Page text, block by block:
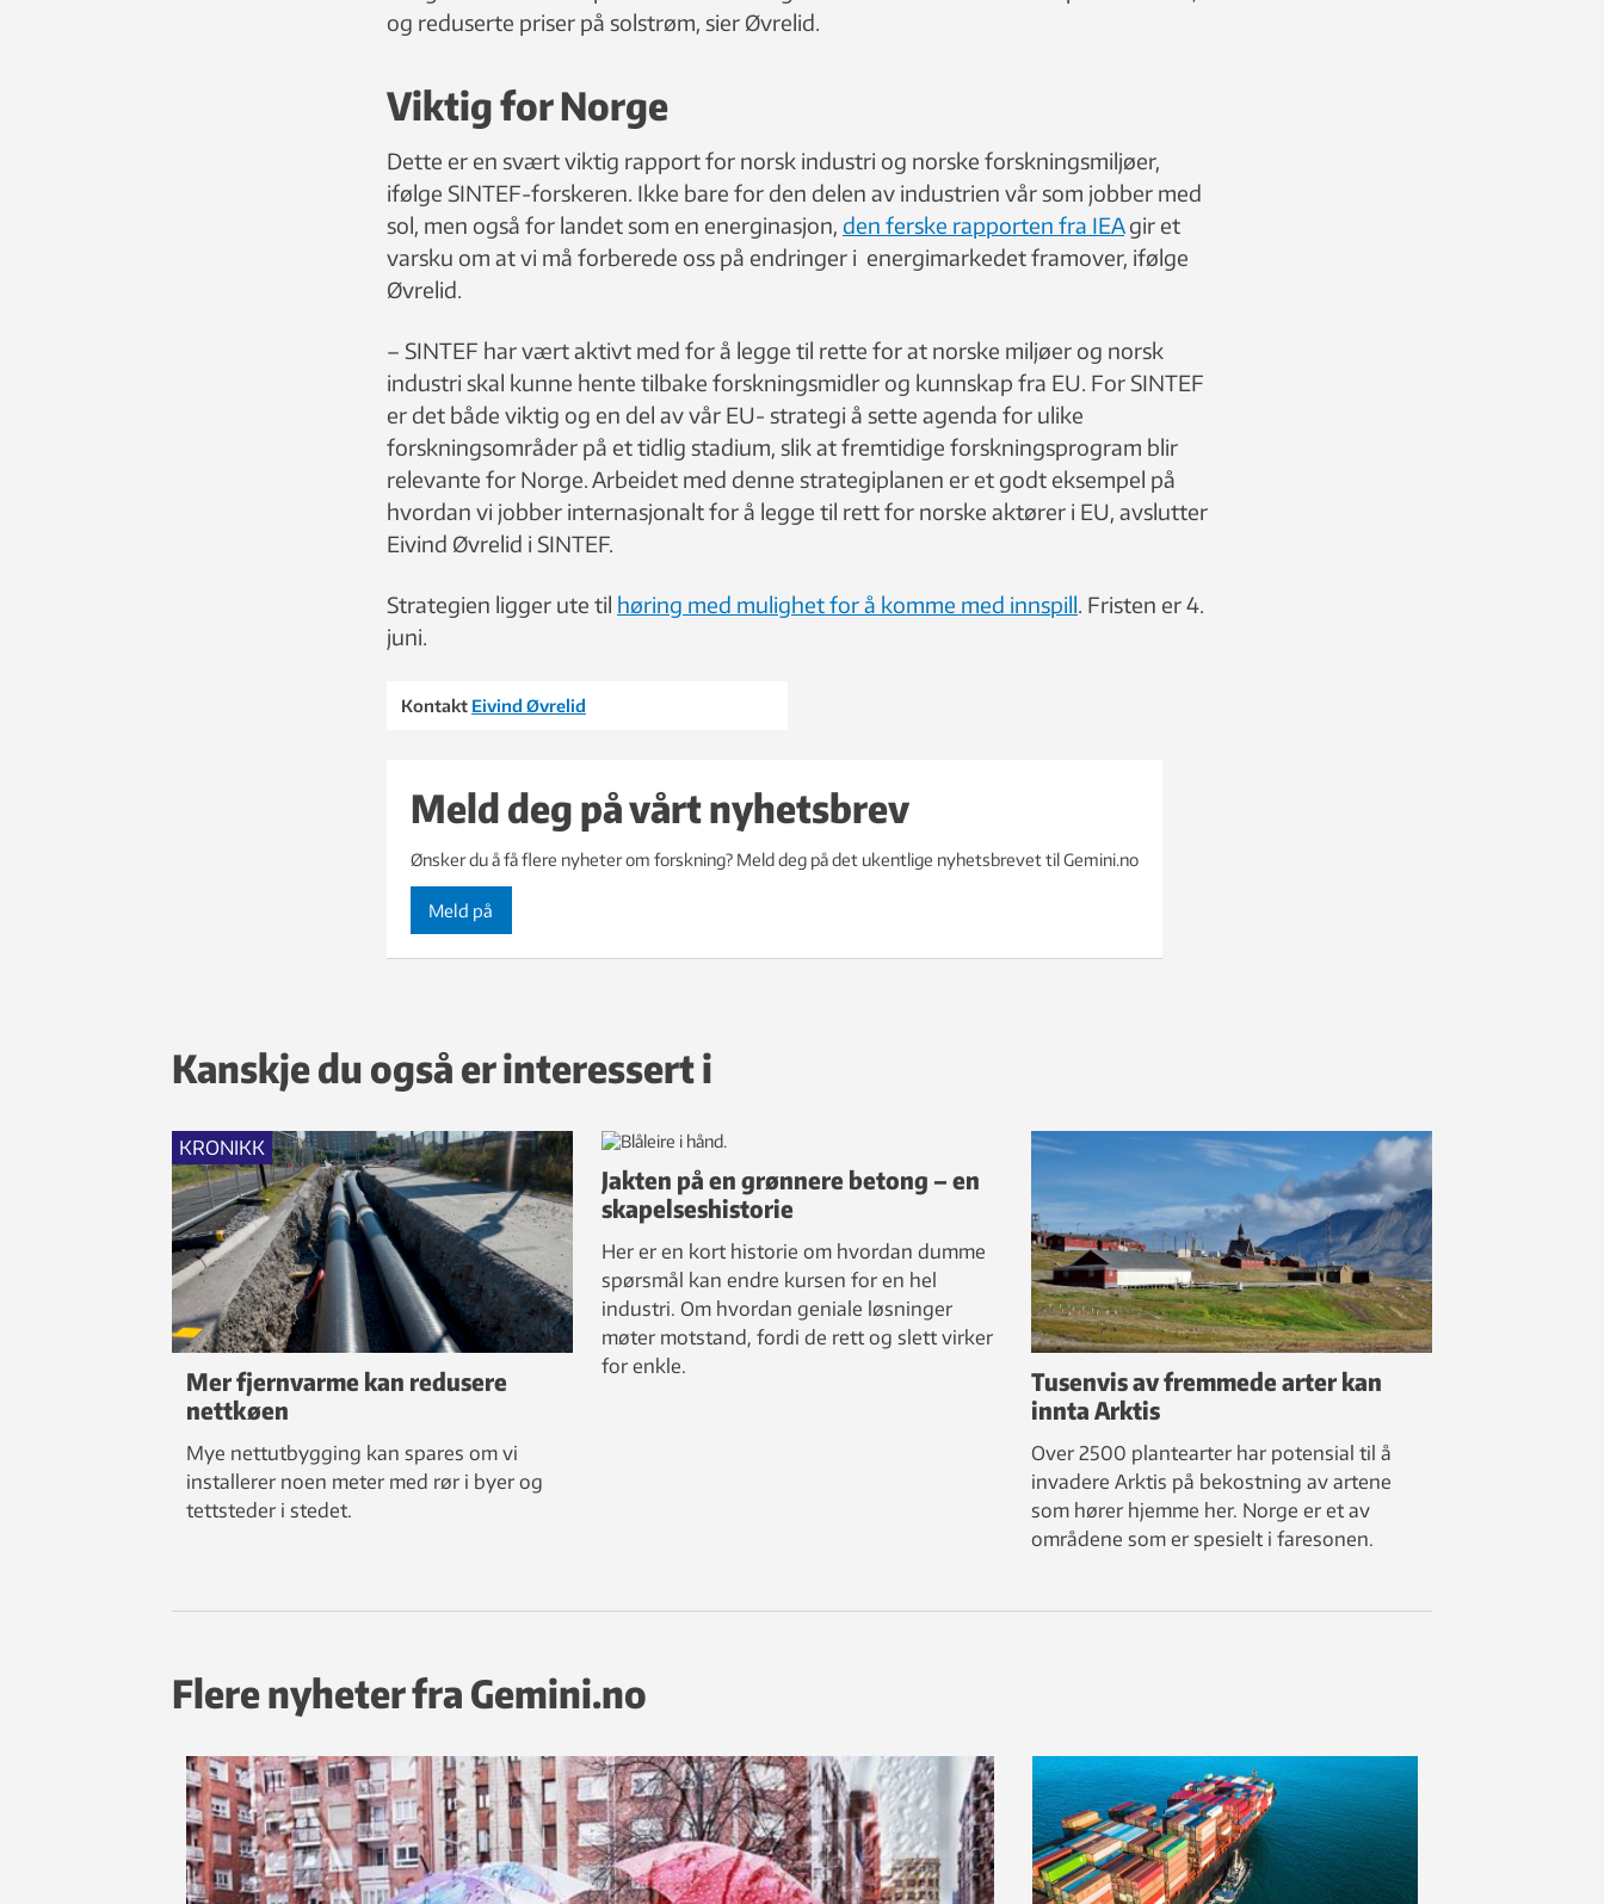
og reduserte priser på solstrøm, sier Øvrelid.
Viktig for Norge
Dette er en svært viktig rapport for norsk industri og norske forskningsmiljøer,
ifølge SINTEF-forskeren. Ikke bare for den delen av industrien vår som jobber med
sol, men også for landet som en energinasjon, den ferske rapporten fra IEAgir et
varsku om at vi må forberede oss på endringer i energimarkedet framover, ifølge
Øvrelid.
– SINTEF har vært aktivt med for å legge til rette for at norske miljøer og norsk
industri skal kunne hente tilbake forskningsmidler og kunnskap fra EU. For SINTEF
er det både viktig og en del av vår EU- strategi å sette agenda for ulike
forskningsområder på et tidlig stadium, slik at fremtidige forskningsprogram blir
relevante for Norge. Arbeidet med denne strategiplanen er et godt eksempel på
hvordan vi jobber internasjonalt for å legge til rett for norske aktører i EU, avslutter
Eivind Øvrelid i SINTEF.
Strategien ligger ute til høring med mulighet for å komme med innspill. Fristen er 4.
juni.
Kontakt Eivind Øvrelid
Meld deg på vårt nyhetsbrev
Ønsker du å få flere nyheter om forskning? Meld deg på det ukentlige nyhetsbrevet til Gemini.no
Meld på
Kanskje du også er interessert i
KRONIKK
Mer fjernvarme kan redusere
nettkøen
Mye nettutbygging kan spares om vi
installerer noen meter med rør i byer og
tettsteder i stedet.
Jakten på en grønnere betong – en
skapelseshistorie
Her er en kort historie om hvordan dumme
spørsmål kan endre kursen for en hel
industri. Om hvordan geniale løsninger
møter motstand, fordi de rett og slett virker
for enkle.
Tusenvis av fremmede arter kan
innta Arktis
Over 2500 plantearter har potensial til å
invadere Arktis på bekostning av artene
som hører hjemme her. Norge er et av
områdene som er spesielt i faresonen.
Flere nyheter fra Gemini.no